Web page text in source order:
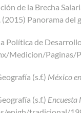
de la Brecha
Panorama
Política de
Medicion/Paginas/
(s.f.) México
(s.f.) Encuesta